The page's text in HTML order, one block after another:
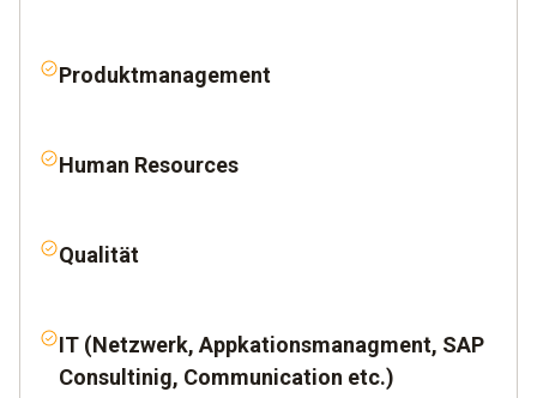
Produktmanagement
Human Resources
Qualität
IT (Netzwerk, Appkationsmanagment, SAP
Consultinig, Communication etc.)